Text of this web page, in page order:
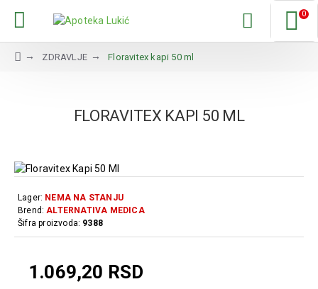
0
ZDRAVLJE Floravitex kapi 50 ml
FLORAVITEX KAPI 50 ML
1.069,20 RSD
Lager: NEMA NA STANJU
Brend: ALTERNATIVA MEDICA
Šifra proizvoda: 9388